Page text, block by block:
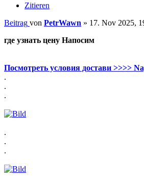
Zitieren
Beitrag von PetrWawn » 17. Nov 2025,
где узнать цену Напосим
Посмотреть условия достави >>>>
.
.
.
.
.
.